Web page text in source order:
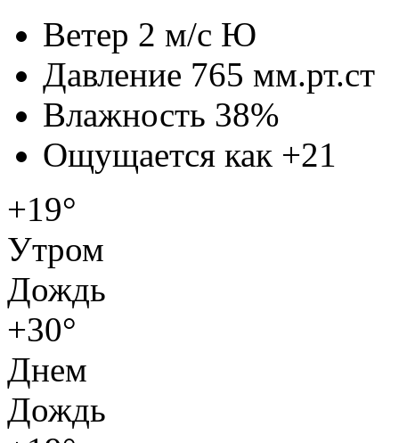
Ветер 2 м/с Ю
Давление 765 мм.рт.ст
Влажность 38%
Ощущается как +21
+19°
Утром
Дождь
+30°
Днем
Дождь